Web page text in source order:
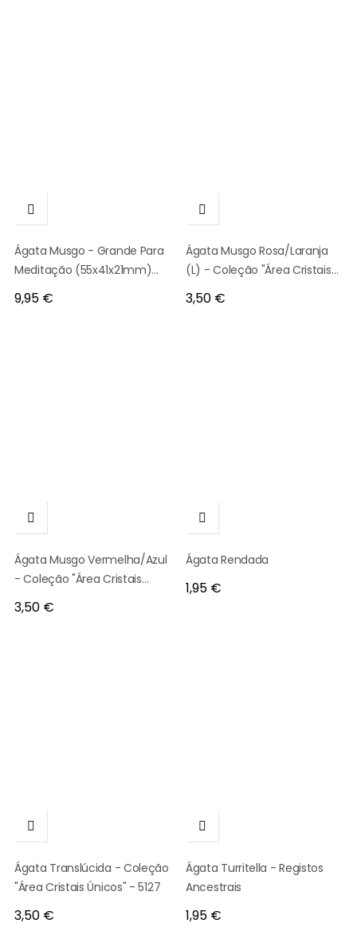

Ágata Musgo - Grande Para
Meditação (55x41x21mm)
1230
Preço
9,95 €

Ágata Musgo Rosa/Laranja
(L) - Coleção "Área Cristais
Únicos" - 5477
Preço
3,50 €

Ágata Musgo Vermelha/Azul
- Coleção "Área Cristais
Preço
3,50 €

Ágata Rendada
Preço
1,95 €

Ágata Translúcida - Coleção
"Área Cristais Únicos" - 5127
Preço
3,50 €

Ágata Turritella - Registos
Ancestrais
Preço
1,95 €